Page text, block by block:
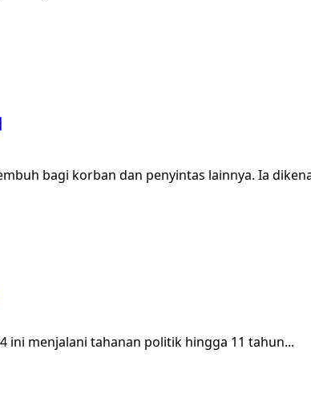
bagi korban dan penyintas lainnya. Ia
ini menjalani tahanan politik hingga 11 tahun...